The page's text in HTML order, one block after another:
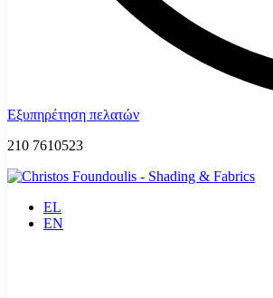
Εξυπηρέτηση πελατών
210 7610523
EL
EN